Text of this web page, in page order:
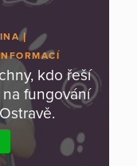
kdo řeší
fungování